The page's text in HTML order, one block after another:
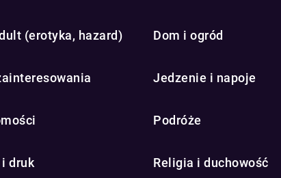
(erotyka, hazard) Dom i ogród
Jedzenie i napoje
Podróże
druk Religia i duchowość